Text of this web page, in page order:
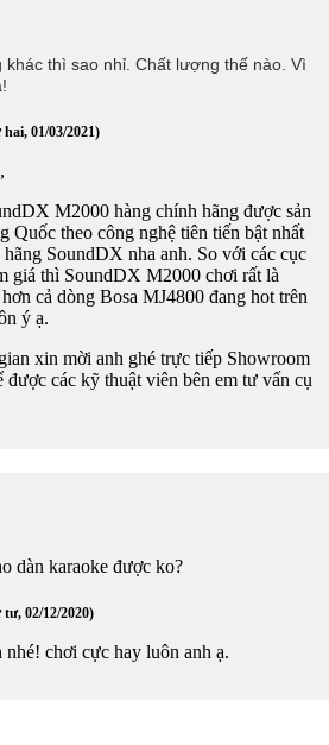
thì sao nhỉ. Chất lượng thế nào. Vì
01/03/2021)
M2000 hàng chính hãng được sản
Quốc theo công nghệ tiên tiến bật nhất
hãng SoundDX nha anh. So với các cục
giá thì SoundDX M2000 chơi rất là
cả dòng Bosa MJ4800 đang hot trên
ý ạ.
xin mời anh ghé trực tiếp Showroom
các kỹ thuật viên bên em tư vấn cụ
dàn karaoke được ko?
02/12/2020)
nhé! chơi cực hay luôn anh ạ.